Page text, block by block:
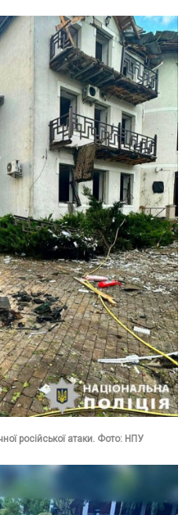
російської атаки. Фото: НПУ